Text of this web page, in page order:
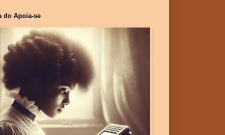
do Apoia-se